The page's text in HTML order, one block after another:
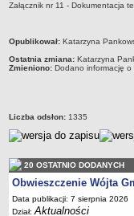
Załącznik nr 11 - Dokumentacja
metryczka
Opublikował: Katarzyna
Ostatnia zmiana: Katarzyna
Zmieniono: Dodano informację o
Liczba odsłon: 1335
20 OSTATNIO DODANYCH
Obwieszczenie Wójta
Data publikacji: 7 sierpnia 2026
Dział:Aktualności